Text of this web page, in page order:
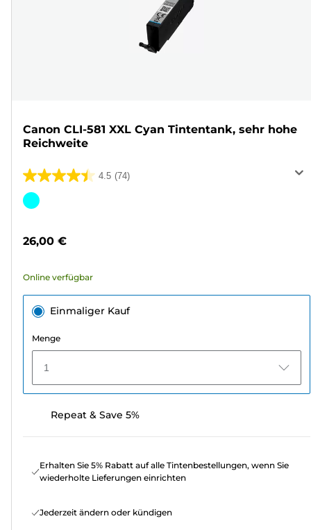
Canon CLI-581 XXL Cyan Tintentank, sehr hohe
Reichweite
4.5 (74)
4.5
von
74
Farbpatrone
26,00 €
Online verfügbar
Einmaliger Kauf
Menge
1
Repeat & Save 5%
Erhalten Sie 5% Rabatt auf alle Tintenbestellungen, wenn Sie
wiederholte Lieferungen einrichten
Jederzeit ändern oder kündigen